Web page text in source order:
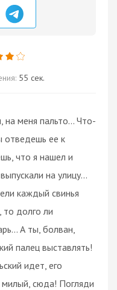
55 сек.
на меня пальто... Что-
отведешь ее к
что я нашел и
на улицу...
каждый свинья
то долго ли
А ты, болван,
палец выставлять!
идет, его
сюда! Погляди